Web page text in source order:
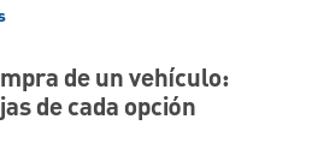
de un vehículo:
de cada opción